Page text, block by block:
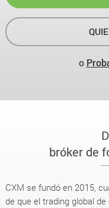
o
bróker de
CXM se fundó en 2015,
de que el trading global